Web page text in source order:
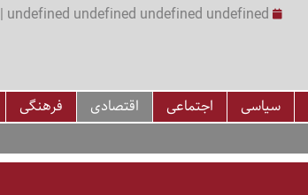
undefined undefined undefined undefined | ساعت undefined:undefined
سیاسی اجتماعی اقتصادی فرهنگی